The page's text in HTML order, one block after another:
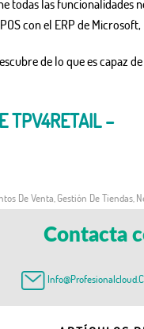
todas las funcionalidades
con el ERP de Microsoft,
de lo que es capaz
TPV4RETAIL –
De Venta, Gestión De Tiendas,
Contacta